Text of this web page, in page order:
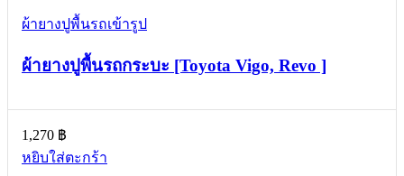
ผ้ายางปูพื้นรถเข้ารูป
ผ้ายางปูพื้นรถกระบะ [Toyota Vigo, Revo ]
1,270 ฿
หยิบใส่ตะกร้า